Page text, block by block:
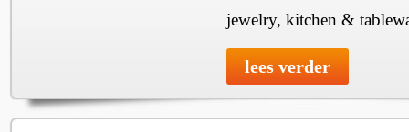
jewelry, kitchen &
lees verder